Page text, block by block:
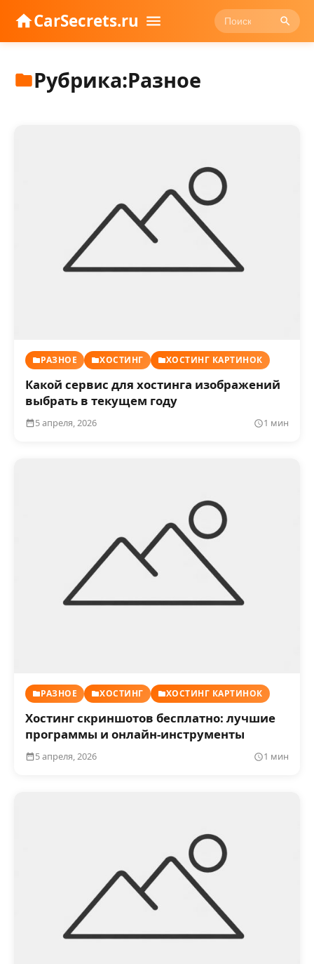
CarSecrets.ru
Рубрика:Разное
РАЗНОЕ ХОСТИНГ ХОСТИНГ КАРТИНОК
Какой сервис для хостинга изображений
выбрать в текущем году
5 апреля, 2026 1 мин
РАЗНОЕ ХОСТИНГ ХОСТИНГ КАРТИНОК
Хостинг скриншотов бесплатно: лучшие
программы и онлайн-инструменты
5 апреля, 2026 1 мин